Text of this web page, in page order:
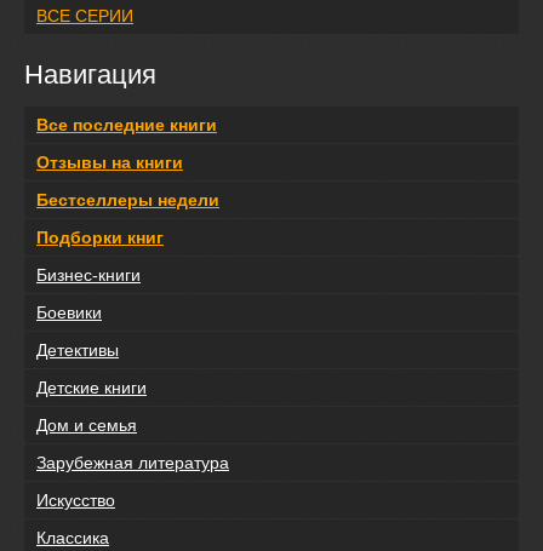
ВСЕ СЕРИИ
Навигация
Все последние книги
Отзывы на книги
Бестселлеры недели
Подборки книг
Бизнес-книги
Боевики
Детективы
Детские книги
Дом и семья
Зарубежная литература
Искусство
Классика